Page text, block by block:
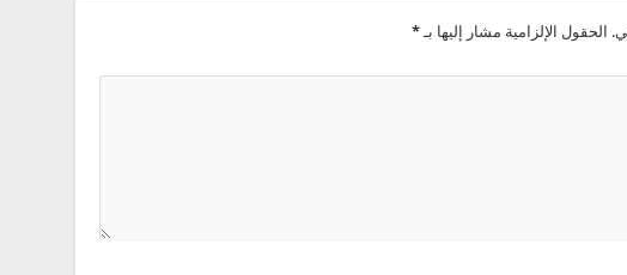
الحقول الإلزامية مشار إليها بـ*